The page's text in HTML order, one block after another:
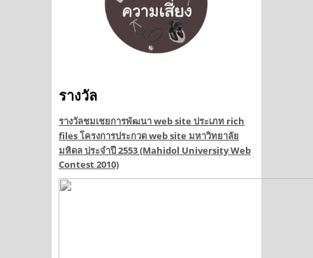
รางวัล
รางวัลชมเชยการพัฒนา web site ประเภท rich
files โครงการประกวด web site มหาวิทยาลัย
มหิดล ประจำปี 2553 (Mahidol University Web
Contest 2010)